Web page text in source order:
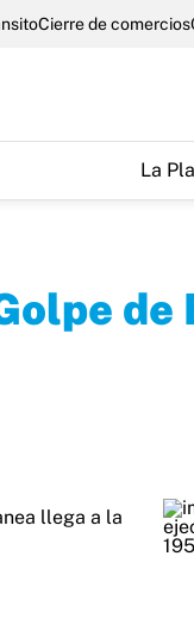
Cierre de comercios
La
de